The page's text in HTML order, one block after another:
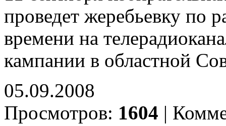
проведет жеребьевку по
времени на
кампании в областной
05.09.2008
Просмотров: 1604 |